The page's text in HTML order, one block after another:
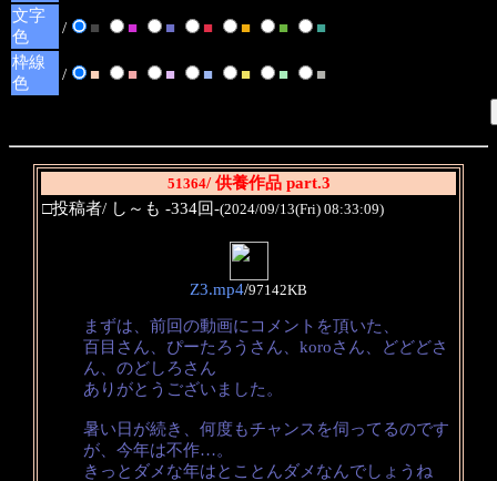
文字
色
/ ■ ■ ■ ■ ■ ■
■
枠線
色
/ ■ ■ ■ ■ ■ ■ ■
51364/ 供養作品 part.3
□投稿者/ し～も -334回-(2024/09/13(Fri) 08:33:09)
Z3.mp4/97142KB
まずは、前回の動画にコメントを頂いた、
百目さん、ぴーたろうさん、koroさん、どどどさ
ん、のどしろさん
ありがとうございました。
暑い日が続き、何度もチャンスを伺ってるのです
が、今年は不作…。
きっとダメな年はとことんダメなんでしょうね